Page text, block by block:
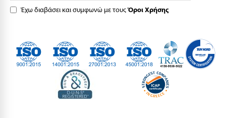
Έχω διαβάσει και συμφωνώ με τουςΌροι Χρήσης